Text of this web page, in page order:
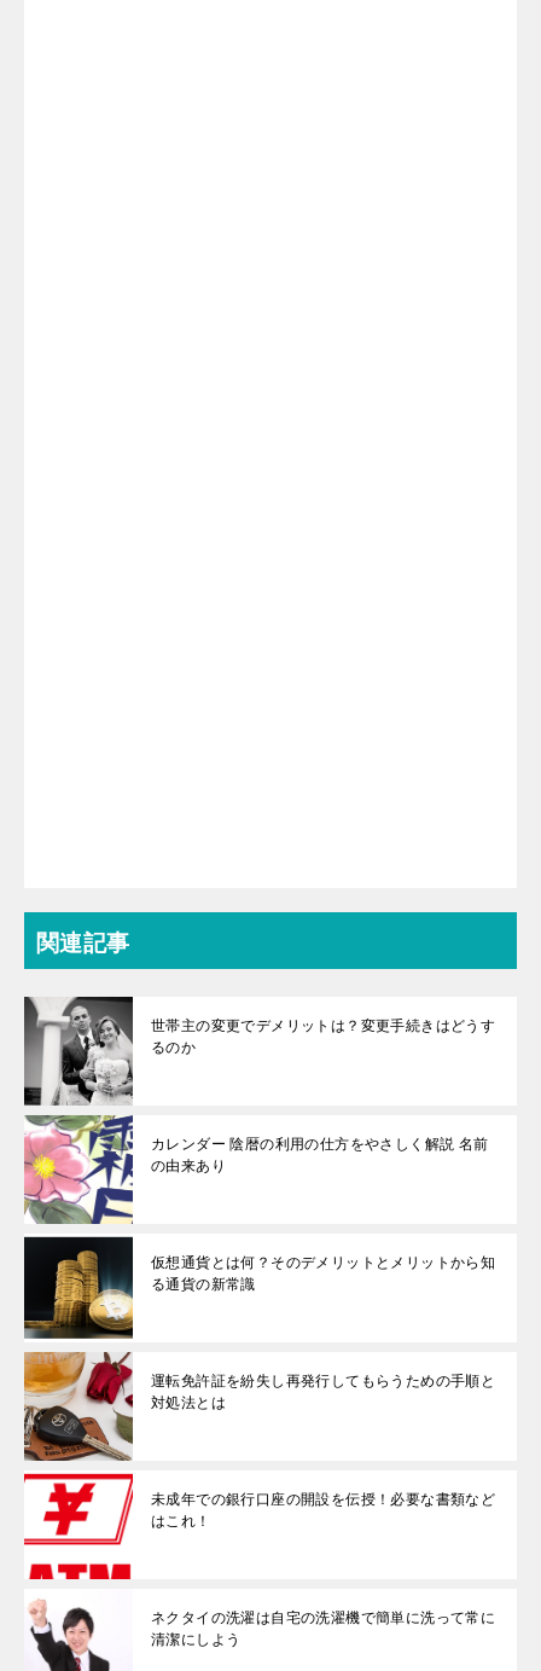
関連記事
世帯主の変更でデメリットは？変更手続きはどうす
るのか
カレンダー 陰暦の利用の仕方をやさしく解説 名前
の由来あり
仮想通貨とは何？そのデメリットとメリットから知
る通貨の新常識
運転免許証を紛失し再発行してもらうための手順と
対処法とは
未成年での銀行口座の開設を伝授！必要な書類など
はこれ！
ネクタイの洗濯は自宅の洗濯機で簡単に洗って常に
清潔にしよう